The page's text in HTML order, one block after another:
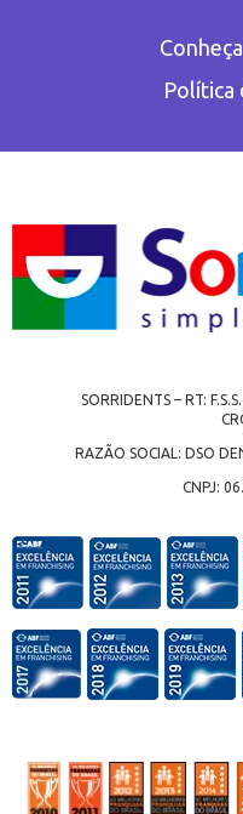
Política
SORRIDENTS – RT:
RAZÃO SOCIAL: DSO
CNPJ: